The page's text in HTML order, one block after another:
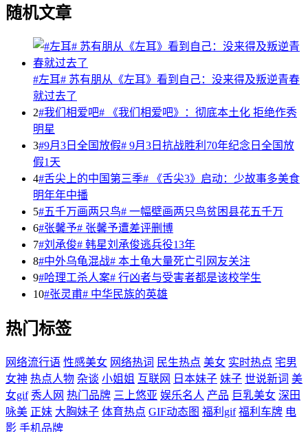
随机文章
#左耳# 苏有朋从《左耳》看到自己：没来得及叛逆青春
就过去了
2#我们相爱吧# 《我们相爱吧》：彻底本土化 拒绝作秀
明星
3#9月3日全国放假# 9月3日抗战胜利70年纪念日全国放
假1天
4#舌尖上的中国第三季# 《舌尖3》启动：少故事多美食
明年年中播
5#五千万画两只鸟# 一幅壁画两只鸟贫困县花五千万
6#张馨予# 张馨予遭差评删博
7#刘承俊# 韩星刘承俊逃兵役13年
8#中外乌龟混战# 本土龟大量死亡引网友关注
9#哈理工杀人案# 行凶者与受害者都是该校学生
10#张灵甫# 中华民族的英雄
热门标签
网络流行语 性感美女 网络热词 民生热点 美女 实时热点 宅男
女神 热点人物 杂谈 小姐姐 互联网 日本妹子 妹子 世说新词 美
女gif 秀人网 热门品牌 三上悠亚 娱乐名人 产品 巨乳美女 深田
咏美 正妹 大胸妹子 体育热点 GIF动态图 福利gif 福利车牌 电
影 手机品牌